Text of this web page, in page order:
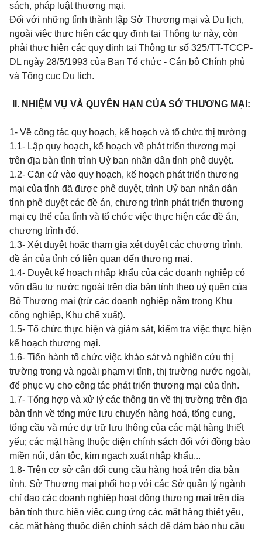
sách, pháp luật thương mại.
Đối với những tỉnh thành lập Sở Thương mại và Du lịch,
ngoài việc thực hiện các quy định tại Thông tư này, còn
phải thực hiện các quy định tại Thông tư số 325/TT-TCCP-
DL ngày 28/5/1993 của Ban Tổ chức - Cán bộ Chính phủ
và Tổng cục Du lịch.
II. NHIỆM VỤ VÀ QUYỀN HẠN CỦA SỞ THƯƠNG MẠI:
1- Về công tác quy hoạch, kế hoạch và tổ chức thị trường
1.1- Lập quy hoạch, kế hoạch về phát triển thương mại
trên địa bàn tỉnh trình Uỷ ban nhân dân tỉnh phê duyệt.
1.2- Căn cứ vào quy hoạch, kế hoạch phát triển thương
mại của tỉnh đã được phê duyệt, trình Uỷ ban nhân dân
tỉnh phê duyệt các đề án, chương trình phát triển thương
mại cụ thể của tỉnh và tổ chức việc thực hiện các đề án,
chương trình đó.
1.3- Xét duyệt hoặc tham gia xét duyệt các chương trình,
đề án của tỉnh có liên quan đến thương mại.
1.4- Duyệt kế hoạch nhập khẩu của các doanh nghiệp có
vốn đầu tư nước ngoài trên địa bàn tỉnh theo uỷ quền của
Bộ Thương mại (trừ các doanh nghiệp nằm trong Khu
công nghiệp, Khu chế xuất).
1.5- Tổ chức thực hiện và giám sát, kiểm tra việc thực hiện
kế hoạch thương mại.
1.6- Tiến hành tổ chức việc khảo sát và nghiên cứu thị
trường trong và ngoài phạm vi tỉnh, thị trường nước ngoài,
để phục vụ cho công tác phát triển thương mại của tỉnh.
1.7- Tổng hợp và xử lý các thông tin về thị trường trên địa
bàn tỉnh về tổng mức lưu chuyển hàng hoá, tổng cung,
tổng cầu và mức dự trữ lưu thông của các mặt hàng thiết
yếu; các mặt hàng thuộc diện chính sách đối với đồng bào
miền núi, dân tộc, kim ngạch xuất nhập khẩu...
1.8- Trên cơ sở cân đối cung cầu hàng hoá trên địa bàn
tỉnh, Sở Thương mại phối hợp với các Sở quản lý ngành
chỉ đạo các doanh nghiệp hoạt động thương mại trên địa
bàn tỉnh thực hiện việc cung ứng các mặt hàng thiết yếu,
các mặt hàng thuộc diện chính sách để đảm bảo nhu cầu